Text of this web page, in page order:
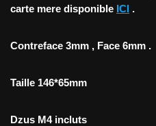
carte mere disponible ICI .
Contreface 3mm , Face 6mm .
Taille 146*65mm
Dzus M4 incluts